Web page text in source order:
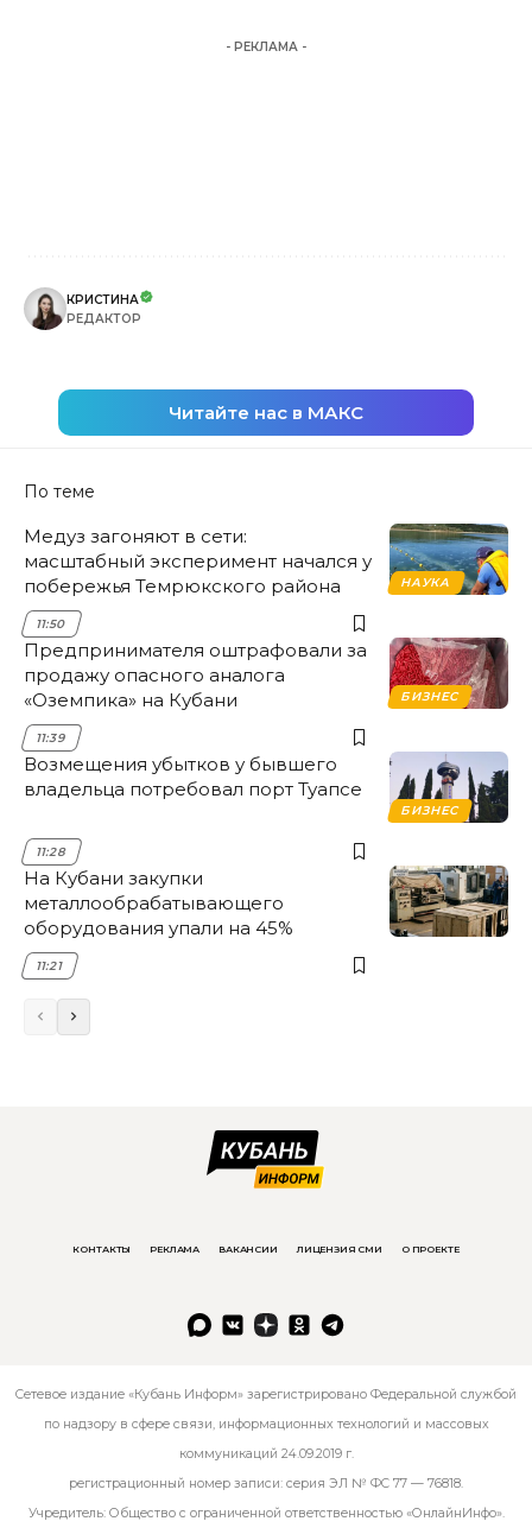
- РЕКЛАМА -
КРИСТИНА
РЕДАКТОР
Читайте нас в МАКС
По теме
НАУКА
Медуз загоняют в сети:
масштабный эксперимент начался у
побережья Темрюкского района
11:50
БИЗНЕС
Предпринимателя оштрафовали за
продажу опасного аналога
«Оземпика» на Кубани
11:39
БИЗНЕС
Возмещения убытков у бывшего
владельца потребовал порт Туапсе
11:28
На Кубани закупки
металлообрабатывающего
оборудования упали на 45%
11:21
КОНТАКТЫ РЕКЛАМА ВАКАНСИИ ЛИЦЕНЗИЯ СМИ О ПРОЕКТЕ
Сетевое издание «Кубань Информ» зарегистрировано Федеральной службой
по надзору в сфере связи, информационных технологий и массовых
коммуникаций 24.09.2019 г.
регистрационный номер записи: серия ЭЛ № ФС 77 — 76818.
Учредитель: Общество с ограниченной ответственностью «ОнлайнИнфо».